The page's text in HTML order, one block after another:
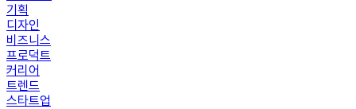
기획
디자인
비즈니스
프로덕트
커리어
트렌드
스타트업